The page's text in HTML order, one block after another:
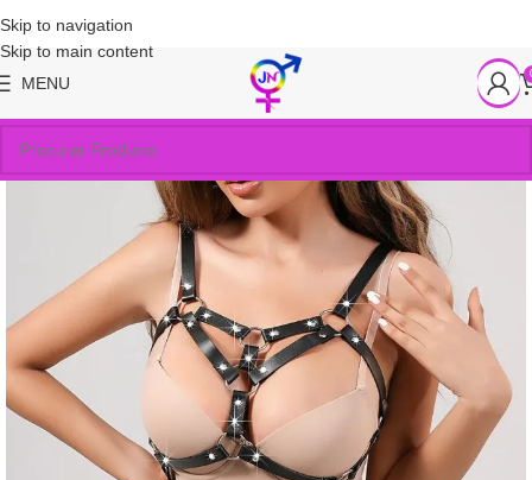
Skip to navigation
Skip to main content
MENU